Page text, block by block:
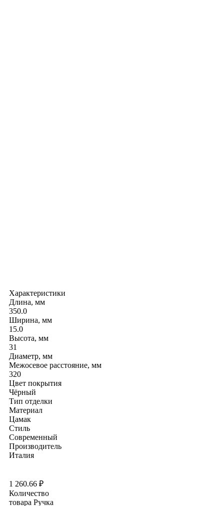
Характеристики
Длина, мм
350.0
Ширина, мм
15.0
Высота, мм
31
Диаметр, мм
Межосевое расстояние, мм
320
Цвет покрытия
Чёрный
Тип отделки
Материал
Цамак
Стиль
Современный
Производитель
Италия
1 260.66 ₽
Количество
товара Ручка